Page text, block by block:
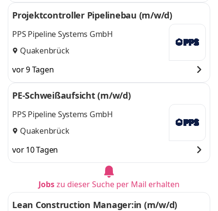
Projektcontroller Pipelinebau (m/w/d)
PPS Pipeline Systems GmbH
Quakenbrück
vor 9 Tagen
PE-Schweißaufsicht (m/w/d)
PPS Pipeline Systems GmbH
Quakenbrück
vor 10 Tagen
Jobszu dieser Suche per Mail erhalten
Lean Construction Manager:in (m/w/d)